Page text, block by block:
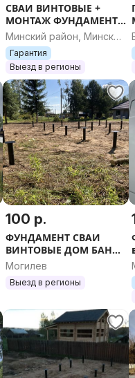
СВАИ ВИНТОВЫЕ +
МОНТАЖ ФУНДАМЕНТ
свайный фундамент
фундамент на сваях
Пирс КАРКАСНЫЙ ДОМ
БАНЯ СРУБ
Минский район, Минская
область
Гарантия
Выезд в регионы
100 р.
ФУНДАМЕНТ СВАИ
ВИНТОВЫЕ ДОМ БАНЯ
БЕСЕДКА ТЕРРАСА ПИРС
АФРЕЙМ КАРКАСНЫЙ
Могилев
Выезд в регионы